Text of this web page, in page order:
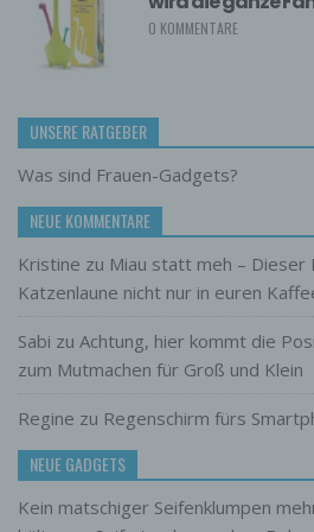
0 KOMMENTARE
UNSERE RATGEBER
Was sind Frauen-Gadgets?
NEUE KOMMENTARE
Kristine zu Miau statt meh – Dieser
Katzenlaune nicht nur in euren
Sabi zu Achtung, hier kommt die
zum Mutmachen für Groß und Klein
Regine zu Regenschirm fürs
NEUE GADGETS
Kein matschiger Seifenklumpen
mit datenschutzrechtlichem
Arne Rastas
Hasloher Twiete 20
491737108559
E-Mail: webmaster@frauen-
Cookies / SessionStorage /
Die Internetseiten verwenden
SessionStorage. Dies dient
nutzerfreundlicher, effektiver
machen. Local Storage und
eine Technologie, mit welcher
auf Ihrem Computer oder